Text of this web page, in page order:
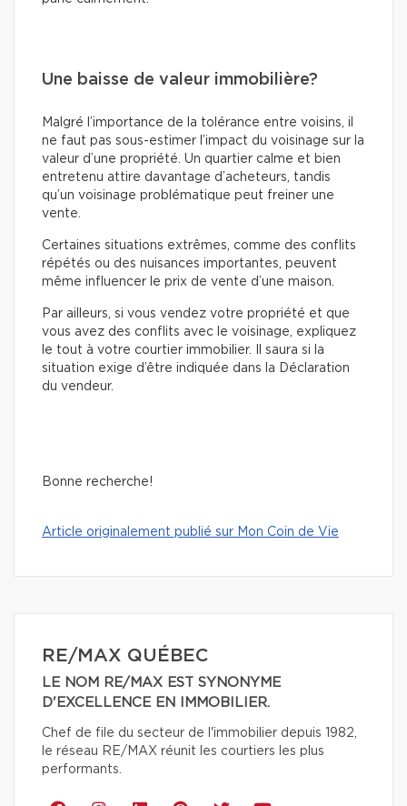
Une baisse de valeur immobilière?
Malgré l’importance de la tolérance entre voisins, il
ne faut pas sous-estimer l’impact du voisinage sur la
valeur d’une propriété. Un quartier calme et bien
entretenu attire davantage d’acheteurs, tandis
qu’un voisinage problématique peut freiner une
vente.
Certaines situations extrêmes, comme des conflits
répétés ou des nuisances importantes, peuvent
même influencer le prix de vente d’une maison.
Par ailleurs, si vous vendez votre propriété et que
vous avez des conflits avec le voisinage, expliquez
le tout à votre courtier immobilier. Il saura si la
situation exige d’être indiquée dans la Déclaration
du vendeur.
Bonne recherche!
Article originalement publié sur Mon Coin de Vie
RE/MAX QUÉBEC
LE NOM RE/MAX EST SYNONYME
D'EXCELLENCE EN IMMOBILIER.
Chef de file du secteur de l'immobilier depuis 1982,
le réseau RE/MAX réunit les courtiers les plus
performants.